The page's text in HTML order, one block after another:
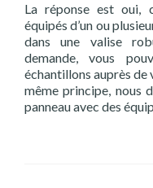
La réponse est oui,
équipés d’un ou
dans une valise
demande, vous
échantillons auprès
même principe, nous
panneau avec des